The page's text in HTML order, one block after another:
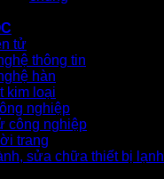
tử
thông tin
hàn
kim loại
nghiệp
công nghiệp
trang
sửa chữa thiết bị lạnh